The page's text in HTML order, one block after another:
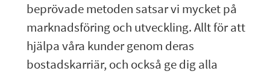
beprövade metoden satsar vi mycket på
marknadsföring och utveckling. Allt för att
hjälpa våra kunder genom deras
bostadskarriär, och också ge dig alla